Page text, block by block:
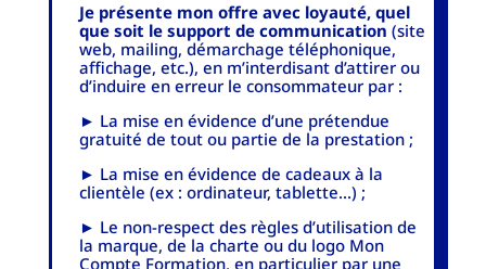
Je présente mon offre avec loyauté, quel
que soit le support de communication (site
web, mailing, démarchage téléphonique,
affichage, etc.), en m’interdisant d’attirer ou
d’induire en erreur le consommateur par :
► La mise en évidence d’une prétendue
gratuité de tout ou partie de la prestation ;
► La mise en évidence de cadeaux à la
clientèle (ex : ordinateur, tablette...) ;
► Le non-respect des règles d’utilisation de
la marque, de la charte ou du logo Mon
Compte Formation, en particulier par une